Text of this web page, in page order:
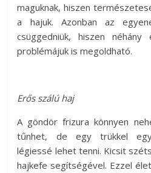
maguknak, hiszen
a hajuk. Azonban az
csüggedniük, hiszen
problémájuk is megoldható.
Erős szálú haj
A göndör frizura könnyen
tűnhet, de egy trükkel
légiessé lehet tenni. Kicsit
hajkefe segítségével. Ezzel